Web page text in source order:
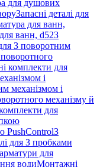
для душових
Запасні деталі для
для ванн,
ванн, d52З
З поворотним
комплекти для
і
механізмом і
механізму й
для
PushControlЗ
для З пробками
для
водиМонтажні